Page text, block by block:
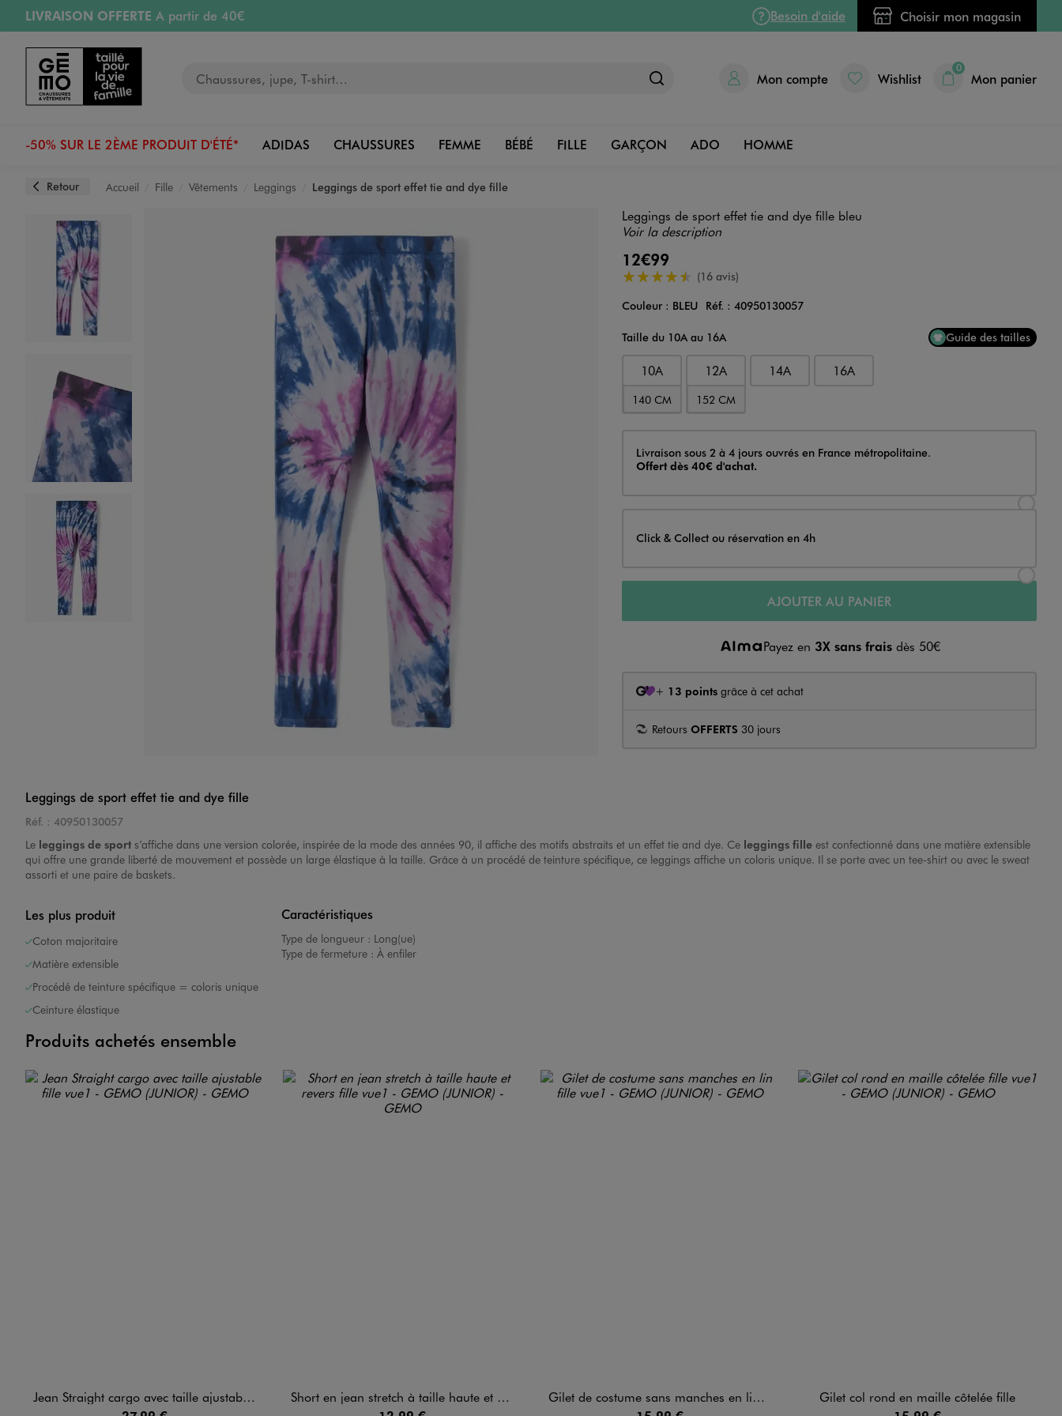
Aller au contenu principal
Aller à la navigation
LIVRAISON OFFERTE A partir de 40€
RETRAIT ET LIVRAISON OFFERTE
RÉSERVATION GRATUITE
4h en magasin
Retours OFFERTSpendant 30 jours
Besoin d'aide Choisir mon magasin
Mon compte Wishlist
0
Mon panier
-50% SUR LE 2ÈME PRODUIT D'ÉTÉ* ADIDAS CHAUSSURES FEMME BÉBÉ FILLE GARÇON ADO HOMME
Retour Accueil Fille Vêtements Leggings Leggings de sport effet tie and dye fille
Image 2 sur 3
Leggings de sport effet tie and dye fille bleu
Voir la description
12€99
4.5/5 de moyenne
(16 avis)
Couleur
Couleur : BLEU Réf. : 40950130057
Taille du 10A au 16A
Guide des tailles
10A
140 CM
12A
152 CM
14A 16A
Livraison
Livraison sous 2 à 4 jours ouvrés en France métropolitaine.
Offert dès 40€ d'achat.
Click & Collect ou réservation en 4h
AJOUTER AU PANIER
Payez en 3X sans fraisdès 50€
+ 13 pointsgrâce à cet achat
Retours OFFERTS 30 jours
Leggings de sport effet tie and dye fille
Réf. : 40950130057
Le leggings de sport s’affiche dans une version colorée, inspirée de la mode des années 90, il affiche des motifs abstraits et un effet tie and dye. Ce leggings fille est confectionné dans une matière extensible
qui offre une grande liberté de mouvement et possède un large élastique à la taille. Grâce à un procédé de teinture spécifique, ce leggings affiche un coloris unique. Il se porte avec un tee-shirt ou avec le sweat
assorti et une paire de baskets.
Les plus produit
Coton majoritaire
Matière extensible
Procédé de teinture spécifique = coloris unique
Ceinture élastique
Caractéristiques
Type de longueur : Long(ue)
Type de fermeture : À enfiler
Produits achetés ensemble
Jean Straight cargo avec taille ajustable fille
Short en jean stretch à taille haute et revers fille
Gilet de costume sans manches en lin fille
Gilet col rond en maille côtelée fille